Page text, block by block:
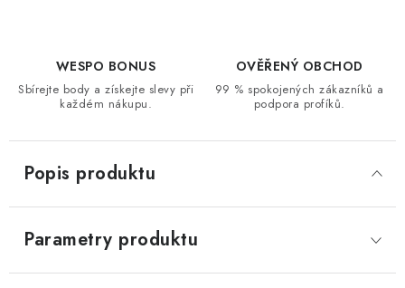
WESPO BONUS
Sbírejte body a získejte slevy při
každém nákupu.
OVĚŘENÝ OBCHOD
99 % spokojených zákazníků a
podpora profíků.
Popis produktu
Parametry produktu